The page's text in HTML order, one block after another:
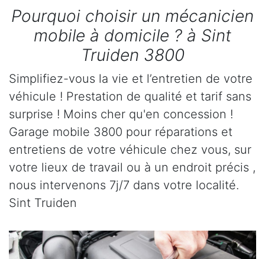
Pourquoi choisir un mécanicien
mobile à domicile ? à Sint
Truiden 3800
Simplifiez-vous la vie et l’entretien de votre
véhicule ! Prestation de qualité et tarif sans
surprise ! Moins cher qu'en concession !
Garage mobile 3800 pour réparations et
entretiens de votre véhicule chez vous, sur
votre lieux de travail ou à un endroit précis ,
nous intervenons 7j/7 dans votre localité.
Sint Truiden